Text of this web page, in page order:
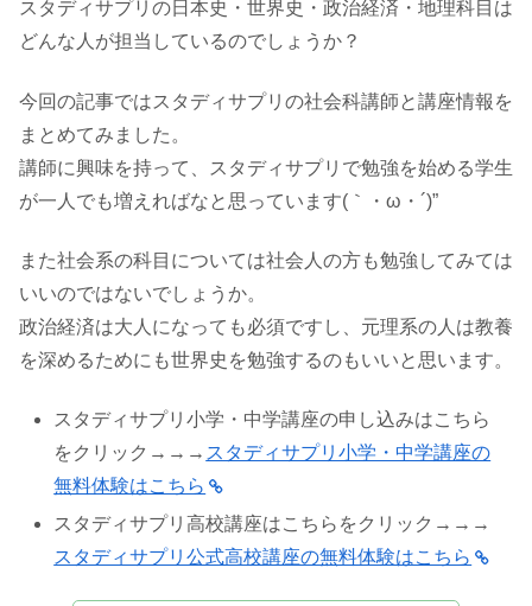
スタディサプリの日本史・世界史・政治経済・地理科目は
どんな人が担当しているのでしょうか？
今回の記事ではスタディサプリの社会科講師と講座情報を
まとめてみました。
講師に興味を持って、スタディサプリで勉強を始める学生
が一人でも増えればなと思っています(｀・ω・´)”
また社会系の科目については社会人の方も勉強してみては
いいのではないでしょうか。
政治経済は大人になっても必須ですし、元理系の人は教養
を深めるためにも世界史を勉強するのもいいと思います。
スタディサプリ小学・中学講座の申し込みはこちら
をクリック→→→ スタディサプリ小学・中学講座の
無料体験はこちら
スタディサプリ高校講座はこちらをクリック→→→
スタディサプリ公式高校講座の無料体験はこちら